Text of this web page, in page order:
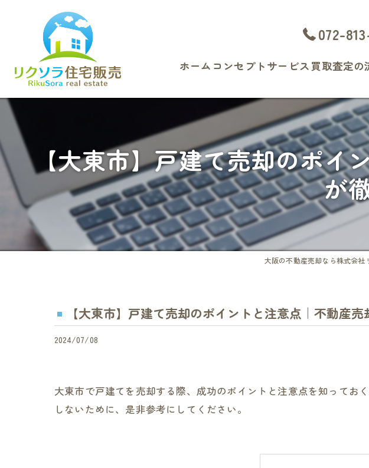
072-
ホーム コンセプト サービス
よくある質問
買取査定の
【大東市】戸建て売却のポイ
が
大阪の不動産売却なら株式会社
【大東市】戸建て売却のポイントと注意点｜不動産
2024/07/08
大東市で戸建てを売却する際、成功のポイントと注意点を知ってお
しないために、是非参考にしてください。